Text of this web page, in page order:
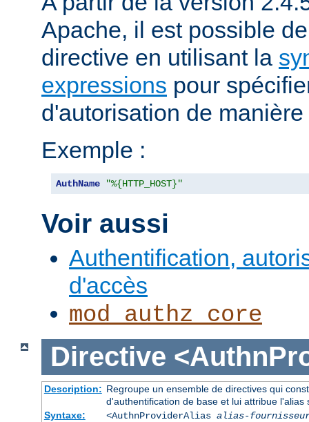
Apache, il est possible
directive en utilisant la
expressions pour
d'autorisation de
Exemple :
AuthName "%{HTTP_HOST}"
Voir aussi
Authentification,
d'accès
mod_authz_core
Directive
Description: Regroupe un ensemble de directives qui
d'authentification de base et lui attribue l'alias
Syntaxe:
<AuthnProviderAlias alias-